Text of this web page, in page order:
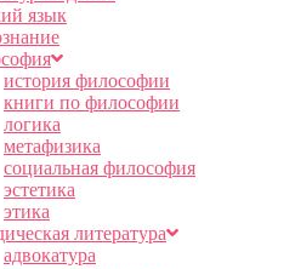
язык
история философии
книги по философии
логика
метафизика
социальная философия
эстетика
этика
литература
адвокатура